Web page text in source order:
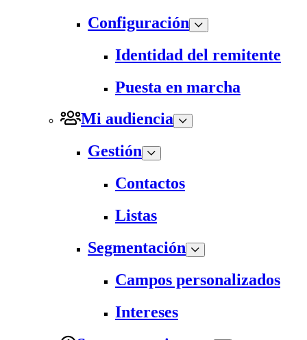
Configuración
Identidad del remitente
Puesta en marcha
Mi audiencia
Gestión
Contactos
Listas
Segmentación
Campos personalizados
Intereses